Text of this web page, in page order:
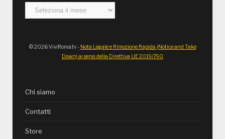
Archivi
© 2026 ViviRoma.tv - Nota Legale e Rimozione Rapida (Notice and Take
Down) ai sensi della Direttiva UE 2019/790
Chi siamo
Contatti
Store